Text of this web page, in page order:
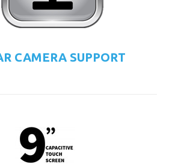
CAMERA SUPPORT